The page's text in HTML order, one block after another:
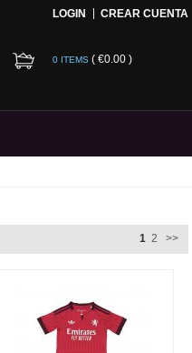
LOGIN CREAR CUENTA
0 ITEMS ( €0.00 )
1 2 >>